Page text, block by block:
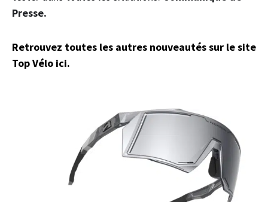
Presse.
Retrouvez toutes les autres nouveautés sur le site
Top Vélo ici.